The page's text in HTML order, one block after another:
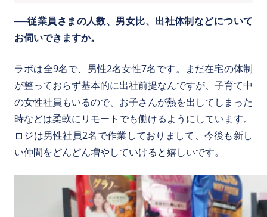
──従業員さまの人数、男女比、出社体制などについて
お伺いできますか。
ラボは全9名で、男性2名女性7名です。まだ在宅の体制
が整っておらず基本的に出社前提なんですが、子育て中
の女性社員もいるので、お子さんが熱を出してしまった
時などは柔軟にリモートでも働けるようにしています。
ロジは男性社員2名で作業しておりまして、今後も新し
い仲間をどんどん増やしていけると嬉しいです。